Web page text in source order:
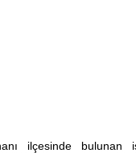
ilçesinde bulunan